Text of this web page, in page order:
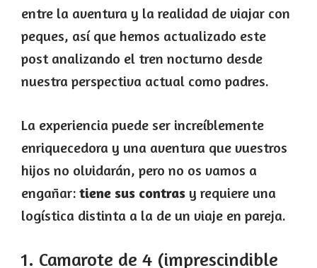
entre la aventura y la realidad de viajar con
peques, así que hemos actualizado este
post analizando el tren nocturno desde
nuestra perspectiva actual como padres.
La experiencia puede ser increíblemente
enriquecedora y una aventura que vuestros
hijos no olvidarán, pero no os vamos a
engañar: tiene sus contras y requiere una
logística distinta a la de un viaje en pareja.
1. Camarote de 4 (imprescindible